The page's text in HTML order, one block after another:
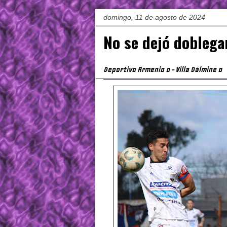
domingo, 11 de agosto de 2024
No se dejó
Deportivo Armenio 0 - Villa Dálmine 0